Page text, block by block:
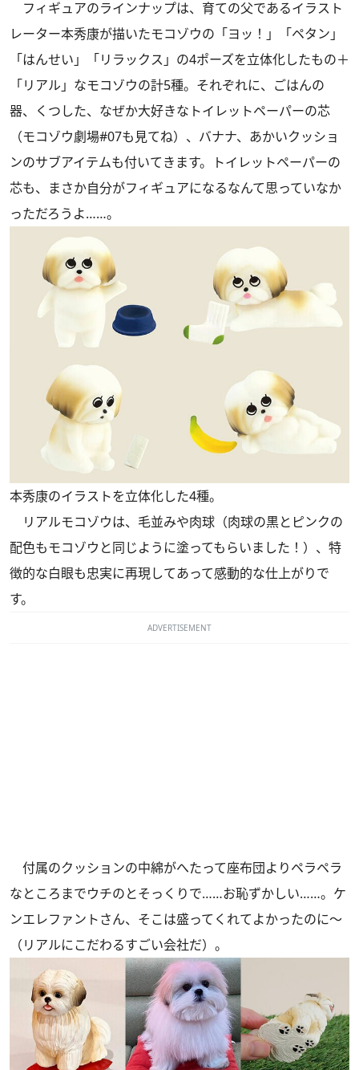
フィギュアのラインナップは、育ての父であるイラスト
レーター本秀康が描いたモコゾウの「ヨッ！」「ペタン」
「はんせい」「リラックス」の4ポーズを立体化したもの＋
「リアル」なモコゾウの計5種。それぞれに、ごはんの
器、くつした、なぜか大好きなトイレットペーパーの芯
（モコゾウ劇場#07も見てね）、バナナ、あかいクッショ
ンのサブアイテムも付いてきます。トイレットペーパーの
芯も、まさか自分がフィギュアになるなんて思っていなか
っただろうよ……。
本秀康のイラストを立体化した4種。
リアルモコゾウは、毛並みや肉球（肉球の黒とピンクの
配色もモコゾウと同じように塗ってもらいました！）、特
徴的な白眼も忠実に再現してあって感動的な仕上がりで
す。
ADVERTISEMENT
付属のクッションの中綿がへたって座布団よりペラペラ
なところまでウチのとそっくりで……お恥ずかしい……。ケ
ンエレファントさん、そこは盛ってくれてよかったのに～
（リアルにこだわるすごい会社だ）。